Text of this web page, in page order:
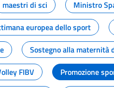
maestri di sci
Ministro
europea dello sport
Sostegno alla maternità
FIBV
Promozione